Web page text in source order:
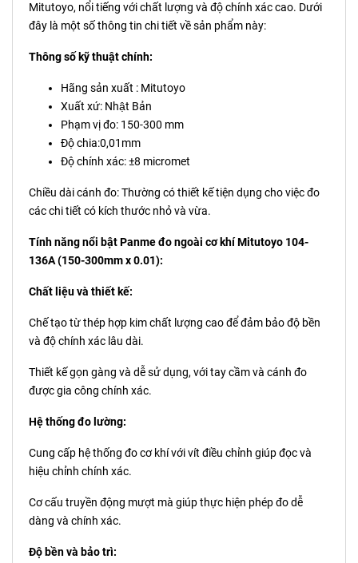
Mitutoyo, nổi tiếng với chất lượng và độ chính xác cao. Dưới
đây là một số thông tin chi tiết về sản phẩm này:
Thông số kỹ thuật chính:
Hãng sản xuất : Mitutoyo
Xuất xứ: Nhật Bản
Phạm vị đo: 150-300 mm
Độ chia:0,01mm
Độ chính xác: ±8 micromet
Chiều dài cánh đo: Thường có thiết kế tiện dụng cho việc đo
các chi tiết có kích thước nhỏ và vừa.
Tính năng nổi bật Panme đo ngoài cơ khí Mitutoyo 104-
136A (150-300mm x 0.01):
Chất liệu và thiết kế:
Chế tạo từ thép hợp kim chất lượng cao để đảm bảo độ bền
và độ chính xác lâu dài.
Thiết kế gọn gàng và dễ sử dụng, với tay cầm và cánh đo
được gia công chính xác.
Hệ thống đo lường:
Cung cấp hệ thống đo cơ khí với vít điều chỉnh giúp đọc và
hiệu chỉnh chính xác.
Cơ cấu truyền động mượt mà giúp thực hiện phép đo dễ
dàng và chính xác.
Độ bền và bảo trì: